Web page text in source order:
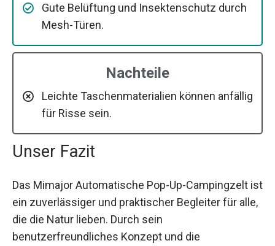
Gute Belüftung und Insektenschutz durch
Mesh-Türen.
Nachteile
Leichte Taschenmaterialien können anfällig
für Risse sein.
Unser Fazit
Das Mimajor Automatische Pop-Up-Campingzelt ist
ein zuverlässiger und praktischer Begleiter für alle,
die die Natur lieben. Durch sein
benutzerfreundliches Konzept und die